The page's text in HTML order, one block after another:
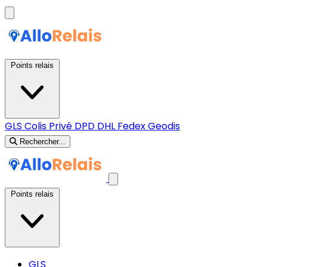
GLS Colis Privé DPD DHL FedexGeodis
Rechercher...